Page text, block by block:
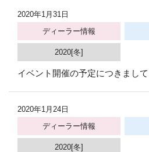
2020年1月31日
ディーラー情報
2020[冬]
イベント開催の予定につきまして
2020年1月24日
ディーラー情報
2020[冬]